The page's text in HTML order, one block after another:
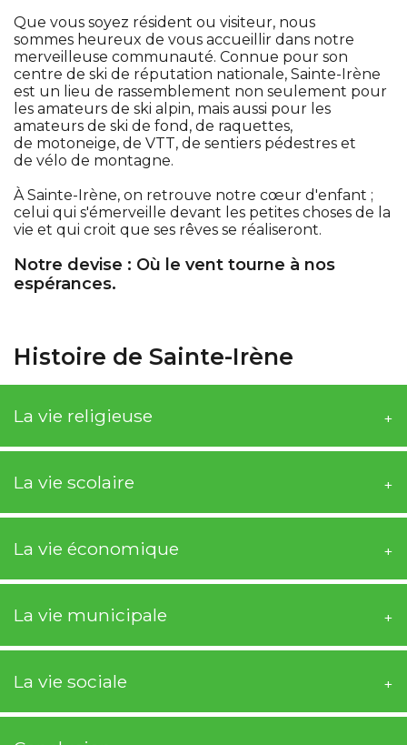
Que vous soyez résident ou visiteur, nous
sommes heureux de vous accueillir dans notre
merveilleuse communauté. Connue pour son
centre de ski de réputation nationale, Sainte-Irène
est un lieu de rassemblement non seulement pour
les amateurs de ski alpin, mais aussi pour les
amateurs de ski de fond, de raquettes,
de motoneige, de VTT, de sentiers pédestres et
de vélo de montagne.
À Sainte-Irène, on retrouve notre cœur d'enfant ;
celui qui s'émerveille devant les petites choses de la
vie et qui croit que ses rêves se réaliseront.
Notre devise : Où le vent tourne à nos
espérances.
Histoire de Sainte-Irène
La vie religieuse
La vie scolaire
La vie économique
La vie municipale
La vie sociale